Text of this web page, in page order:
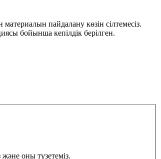
пайдалану көзін сілтемесіз.
бойынша кепілдік берілген.
және оны түзетеміз.